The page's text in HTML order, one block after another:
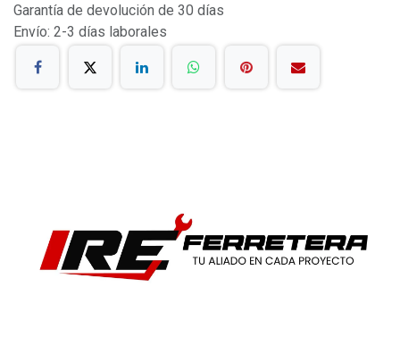
Garantía de devolución de 30 días
Envío: 2-3 días laborales